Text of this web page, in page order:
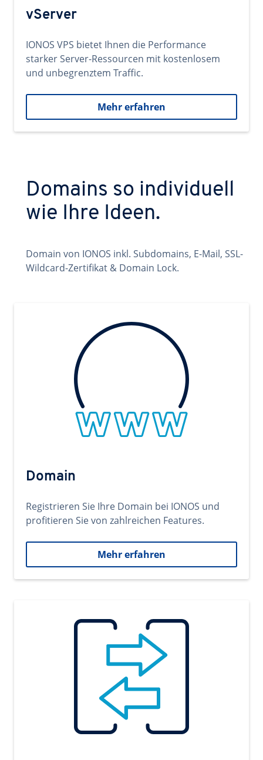
vServer
IONOS VPS bietet Ihnen die Performance
starker Server-Ressourcen mit kostenlosem
und unbegrenztem Traffic.
Mehr erfahren
Domains so individuell
wie Ihre Ideen.
Domain von IONOS inkl. Subdomains, E-Mail, SSL-
Wildcard-Zertifikat & Domain Lock.
Domain
Registrieren Sie Ihre Domain bei IONOS und
profitieren Sie von zahlreichen Features.
Mehr erfahren